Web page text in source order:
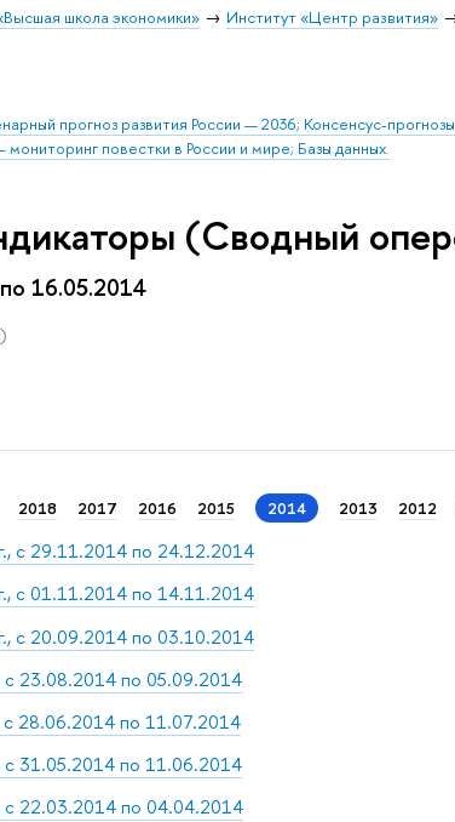
школа экономики» Институт «Центр развития»
прогноз развития России — 2036; Консенсус-
повестки в России и мире; Базы данных.
(Сводный
16.05.2014
2018 2017 2016 2015 2014 2013 2012
с 29.11.2014 по 24.12.2014
с 01.11.2014 по 14.11.2014
с 20.09.2014 по 03.10.2014
23.08.2014 по 05.09.2014
28.06.2014 по 11.07.2014
31.05.2014 по 11.06.2014
22.03.2014 по 04.04.2014